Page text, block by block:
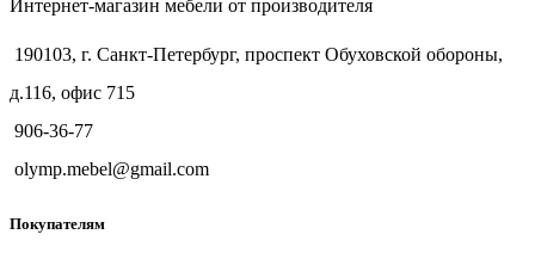
Интернет-магазин мебели от производителя
190103, г. Санкт-Петербург, проспект Обуховской обороны,
д.116, офис 715
906-36-77
olymp.mebel@gmail.com
Покупателям